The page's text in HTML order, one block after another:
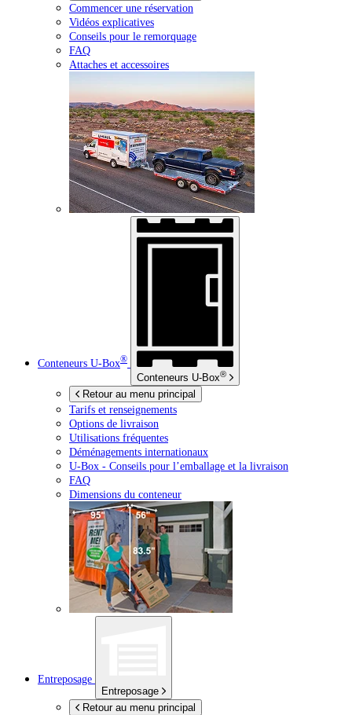
Commencer une réservation
Vidéos explicatives
Conseils pour le remorquage
FAQ
Attaches et accessoires
Conteneurs U-Box®
Conteneurs U-Box®
Retour au menu principal
Tarifs et renseignements
Options de livraison
Utilisations fréquentes
Déménagements internationaux
U-Box - Conseils pour l’emballage et la livraison
FAQ
Dimensions du conteneur
Entreposage
Entreposage
Retour au menu principal